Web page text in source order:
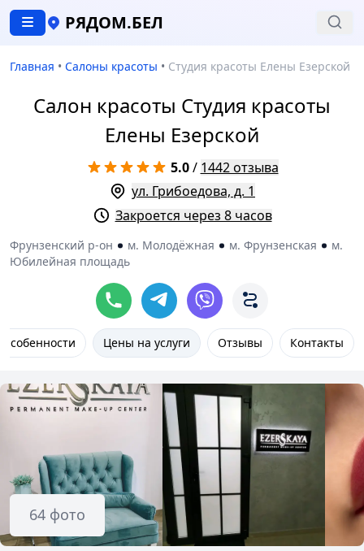
РЯДОМ.БЕЛ
Главная • Салоны красоты • Студия красоты Елены Езерской
Салон красоты Студия красоты
Елены Езерской
5.0/ 1442 отзыва
ул. Грибоедова, д. 1
Закроется через 8 часов
Фрунзенский р-он м. Молодёжная м. Фрунзенская
м.
Юбилейная площадь
Особенности Цены на услуги Отзывы Контакты
64 фото